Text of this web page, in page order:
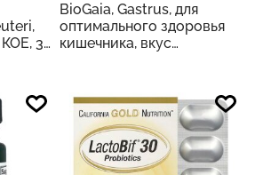
30
BioGaia, Gastrus, для
оптимального здоровья
кишечника, вкус